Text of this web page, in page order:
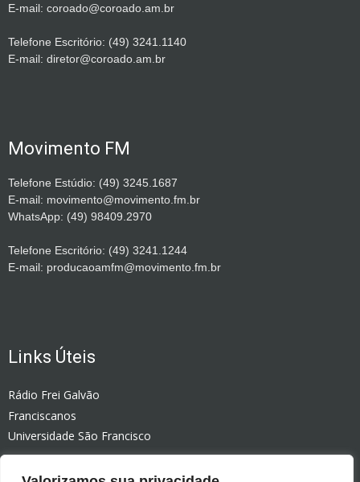
E-mail: coroado@coroado.am.br
Telefone Escritório: (49) 3241.1140
E-mail: diretor@coroado.am.br
Movimento FM
Telefone Estúdio: (49) 3245.1687
E-mail: movimento@movimento.fm.br
WhatsApp: (49) 98409.2970
Telefone Escritório: (49) 3241.1244
E-mail: producaoamfm@movimento.fm.br
Links Úteis
Rádio Frei Galvão
Franciscanos
Universidade São Francisco
Rádio Celinauta